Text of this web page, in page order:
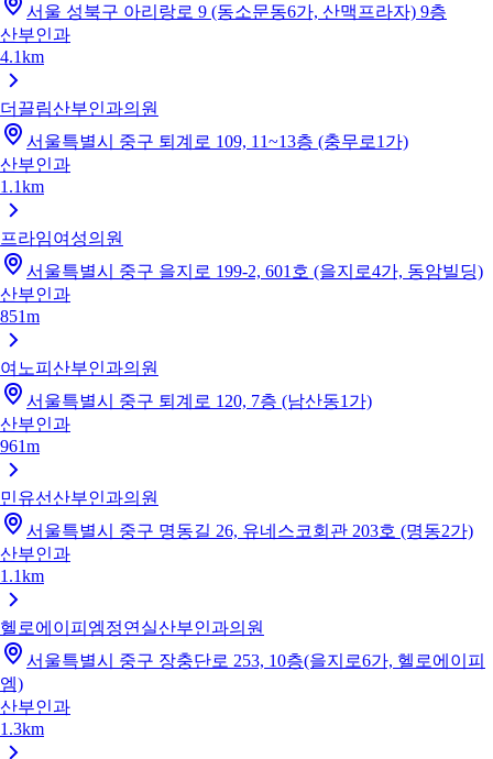
서울 성북구 아리랑로 9 (동소문동6가, 산맥프라자) 9층
산부인과
4.1km
더끌림산부인과의원
서울특별시 중구 퇴계로 109, 11~13층 (충무로1가)
산부인과
1.1km
프라임여성의원
서울특별시 중구 을지로 199-2, 601호 (을지로4가, 동암빌딩)
산부인과
851m
여노피산부인과의원
서울특별시 중구 퇴계로 120, 7층 (남산동1가)
산부인과
961m
민유선산부인과의원
서울특별시 중구 명동길 26, 유네스코회관 203호 (명동2가)
산부인과
1.1km
헬로에이피엠정연실산부인과의원
서울특별시 중구 장충단로 253, 10층(을지로6가, 헬로에이피
엠)
산부인과
1.3km